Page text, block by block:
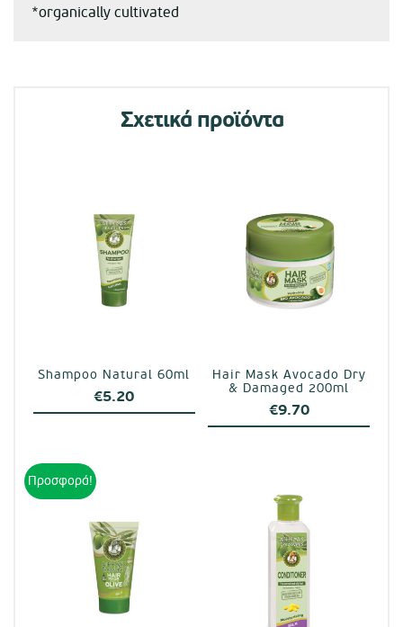
*organically cultivated
Σχετικά προϊόντα
Shampoo Natural 60ml
€5.20
Hair Mask Avocado Dry
& Damaged 200ml
€9.70
Προσφορά!